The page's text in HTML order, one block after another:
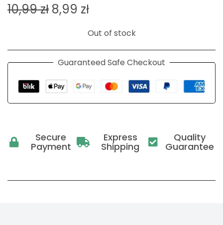
10,99zł 8,99 zł
Out of stock
Guaranteed Safe Checkout
Secure
Payment
Express
Shipping
Quality
Guarantee